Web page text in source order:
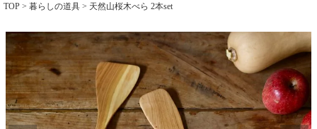
TOP 暮らしの道具 天然山桜木べら 2本set